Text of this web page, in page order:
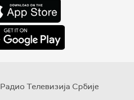
Радио Телевизија Србије